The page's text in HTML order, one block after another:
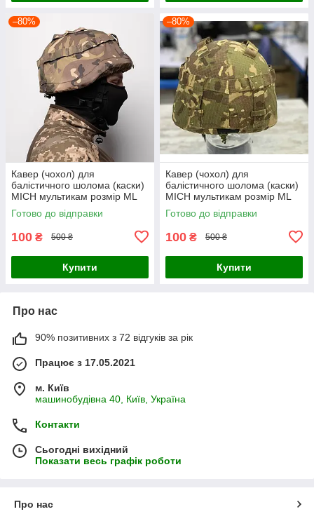
–80%
Кавер (чохол) для
балістичного шолома (каски)
MICH мультикам розмір МL
Готово до відправки
100 ₴ 500 ₴
Купити
–80%
Кавер (чохол) для
балістичного шолома (каски)
MICH мультикам розмір МL
Готово до відправки
100 ₴ 500 ₴
Купити
Про нас
90% позитивних з 72 відгуків за рік
Працює з 17.05.2021
м. Київ
машинобудівна 40, Київ, Україна
Контакти
Сьогодні вихідний
Показати весь графік роботи
Про нас